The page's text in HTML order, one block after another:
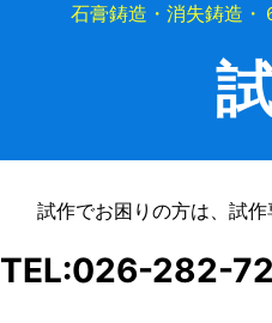
石膏鋳造・消失鋳造・
試作でお困りの方は、試作
TEL:026-282-